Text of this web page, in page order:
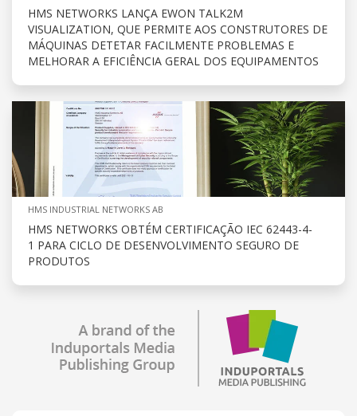
HMS NETWORKS LANÇA EWON TALK2M
VISUALIZATION, QUE PERMITE AOS CONSTRUTORES DE
MÁQUINAS DETETAR FACILMENTE PROBLEMAS E
MELHORAR A EFICIÊNCIA GERAL DOS EQUIPAMENTOS
HMS INDUSTRIAL NETWORKS AB
HMS NETWORKS OBTÉM CERTIFICAÇÃO IEC 62443-4-
1 PARA CICLO DE DESENVOLVIMENTO SEGURO DE
PRODUTOS